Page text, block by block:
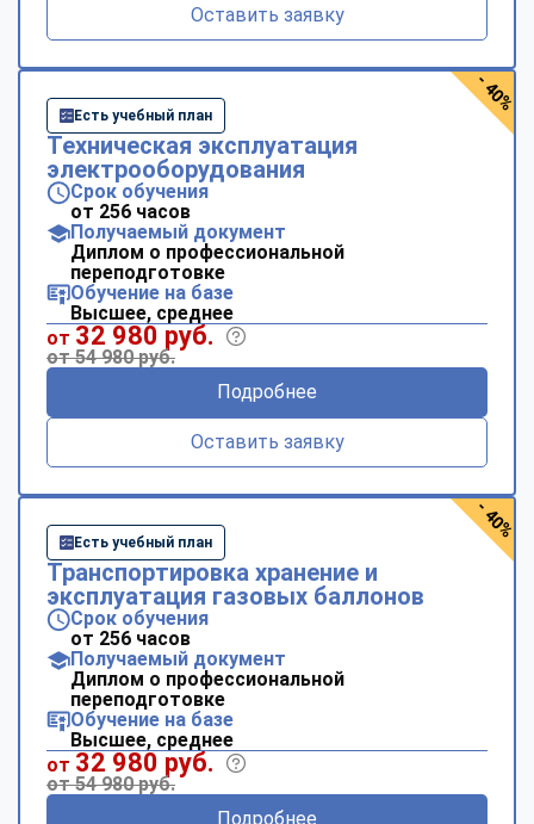
Оставить заявку
Есть учебный план
Техническая эксплуатация
электрооборудования
Срок обучения
от 256 часов
Получаемый документ
Диплом о профессиональной
переподготовке
Обучение на базе
Высшее, среднее
от 32 980 руб.
от 54 980 руб.
Подробнее
Оставить заявку
- 40%
Есть учебный план
Транспортировка хранение и
эксплуатация газовых баллонов
Срок обучения
от 256 часов
Получаемый документ
Диплом о профессиональной
переподготовке
Обучение на базе
Высшее, среднее
от 32 980 руб.
от 54 980 руб.
Подробнее
- 40%